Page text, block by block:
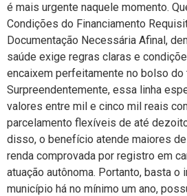
é mais urgente naquele momento.
Condições do Financiamento
Documentação Necessária Afinal,
saúde exige regras claras e
encaixem perfeitamente no bolso do
Surpreendentemente, essa linha
valores entre mil e cinco mil reais
parcelamento flexíveis de até
disso, o benefício atende maiores
renda comprovada por registro em
atuação autônoma. Portanto, basta
município há no mínimo um ano,